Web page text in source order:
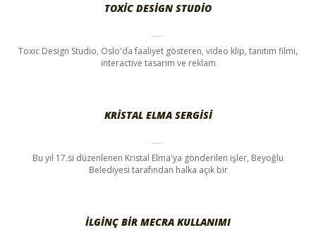
TOXIC DESIGN STUDIO
Toxic Design Studio, Oslo'da faaliyet gösteren, video klip, tanıtım filmi,
interactive tasarım ve reklam
KRISTAL ELMA SERGISI
Bu yıl 17.si düzenlenen Kristal Elma'ya gönderilen işler, Beyoğlu
Belediyesi tarafından halka açık bir
İLGINÇ BIR MECRA KULLANIMI